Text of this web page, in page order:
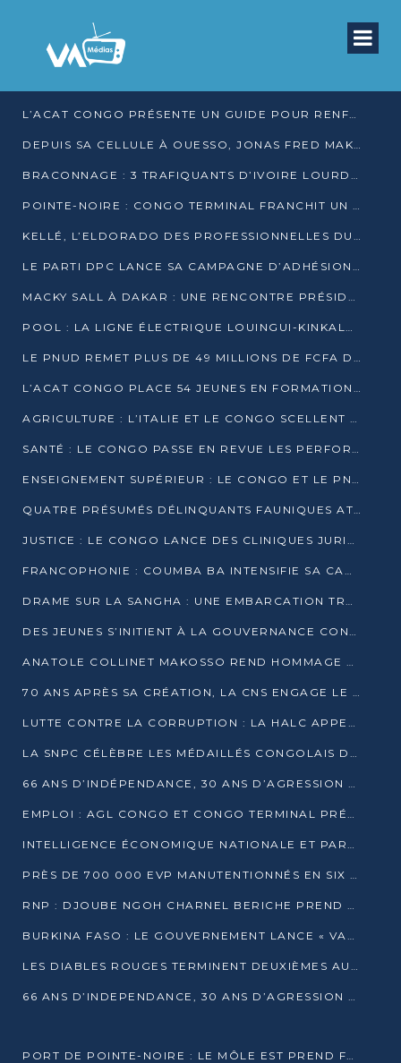
L’ACAT CONGO PRÉSENTE UN GUIDE POUR RENFORCER LES GARANTIES JUDICIAIRES EN GARDE À VUE
DEPUIS SA CELLULE À OUESSO, JONAS FRED MAKITA DÉNONCE CE QU’IL QUALIFIE DE DÉNI DE JUSTICE
BRACONNAGE : 3 TRAFIQUANTS D’IVOIRE LOURDEMENT CONDAMNÉS À DJAMBALA
POINTE-NOIRE : CONGO TERMINAL FRANCHIT UN CAP HISTORIQUE AVEC 99 MOUVEMENTS/HEURE
KELLÉ, L’ELDORADO DES PROFESSIONNELLES DU SEXE
LE PARTI DPC LANCE SA CAMPAGNE D’ADHÉSIONS ET VEUT STRUCTURER SA PRÉSENCE DANS LES 15 DÉPARTEMENTS
MACKY SALL À DAKAR : UNE RENCONTRE PRÉSIDENTIELLE QUI DIVISE L’OPINION SÉNÉGALAISE
POOL : LA LIGNE ÉLECTRIQUE LOUINGUI-KINKALA-BOKO MISE EN SERVICE
LE PNUD REMET PLUS DE 49 MILLIONS DE FCFA D’ÉQUIPEMENTS POUR ACCÉLÉRER LA NUMÉRISATION DU SYSTÈME DE SANTÉ
L’ACAT CONGO PLACE 54 JEUNES EN FORMATION PROFESSIONNELLE
AGRICULTURE : L’ITALIE ET LE CONGO SCELLENT UN PARTENARIAT POUR UNE PRODUCTION LOCALE DURABLE
SANTÉ : LE CONGO PASSE EN REVUE LES PERFORMANCES DE SES HÔPITAUX À MI-PARCOURS
ENSEIGNEMENT SUPÉRIEUR : LE CONGO ET LE PNUD VEULENT RAPPROCHER LA FORMATION UNIVERSITAIRE DES BESOINS DU MARCHÉ DE L’EMPLOI
QUATRE PRÉSUMÉS DÉLINQUANTS FAUNIQUES ATTENDUS DEVANT LA JUSTICE POUR TRAFIC D’IVOIRE
JUSTICE : LE CONGO LANCE DES CLINIQUES JURIDIQUES POUR RAPPROCHER LE DROIT DES CITOYENS
FRANCOPHONIE : COUMBA BA INTENSIFIE SA CAMPAGNE POUR LA SUCCESSION À LA TÊTE DE L’OIF
DRAME SUR LA SANGHA : UNE EMBARCATION TRANSPORTANT DES FIDÈLES DE « NZAMBÉ YA L’HUILE » FAIT NAUFRAGE À OUESSO
DES JEUNES S’INITIENT À LA GOUVERNANCE CONTINENTALE À BRAZZAVILLE
ANATOLE COLLINET MAKOSSO REND HOMMAGE À JEAN-PAUL PIGASSE
70 ANS APRÈS SA CRÉATION, LA CNS ENGAGE LE VIRAGE DE LA DIGITALISATION
LUTTE CONTRE LA CORRUPTION : LA HALC APPELLE À PASSER DES DISCOURS AUX ACTES
LA SNPC CÉLÈBRE LES MÉDAILLÉS CONGOLAIS DES OLYMPIADES PANAFRICAINES DE MATHÉMATIQUES 2026
66 ANS D’INDÉPENDANCE, 30 ANS D’AGRESSION RWANDAISE : 4 PRÉSIDENCES, UN ÉCHEC COLLECTIF
EMPLOI : AGL CONGO ET CONGO TERMINAL PRÉSÉLECTIONNENT PLUS DE 70 JEUNES À POINTE-NOIRE
INTELLIGENCE ÉCONOMIQUE NATIONALE ET PARTENARIATS INTERNATIONAUX : VERS UNE DOCTRINE SOUVERAINE DE SÉCURITÉ ÉCONOMIQUE
PRÈS DE 700 000 EVP MANUTENTIONNÉS EN SIX MOIS PAR CONGO TERMINAL
RNP : DJOUBE NGOH CHARNEL BERICHE PREND LES RÊNES DU PARTI
BURKINA FASO : LE GOUVERNEMENT LANCE « VACANCES UTILES 2026 » POUR FORMER LES ÉLÈVES À 15 MÉTIERS
LES DIABLES ROUGES TERMINENT DEUXIÈMES AU CHAMPIONNAT D’AFRIQUE ZONE 3
66 ANS D’INDEPENDANCE, 30 ANS D’AGRESSION RWAN DAISE : 4 PRESIDENCES, UN ECHEC COLLECTIF
PORT DE POINTE-NOIRE : LE MÔLE EST PREND FORME ET VISE LES GÉANTS DES MERS